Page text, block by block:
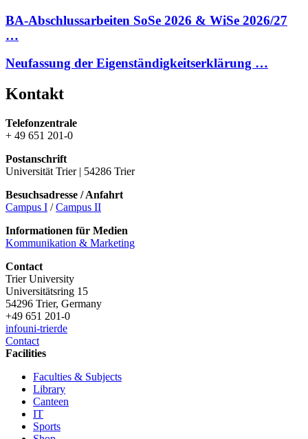
BA-Abschlussarbeiten SoSe 2026 & WiSe 2026/27
…
Neufassung der Eigenständigkeitserklärung …
Kontakt
Telefonzentrale
+ 49 651 201-0
Postanschrift
Universität Trier | 54286 Trier
Besuchsadresse / Anfahrt
Campus I /Campus II
Informationen für Medien
Kommunikation & Marketing
Contact
Trier University
Universitätsring 15
54296 Trier, Germany
+49 651 201-0
infouni-trierde
Contact
Facilities
Faculties & Subjects
Library
Canteen
IT
Sports